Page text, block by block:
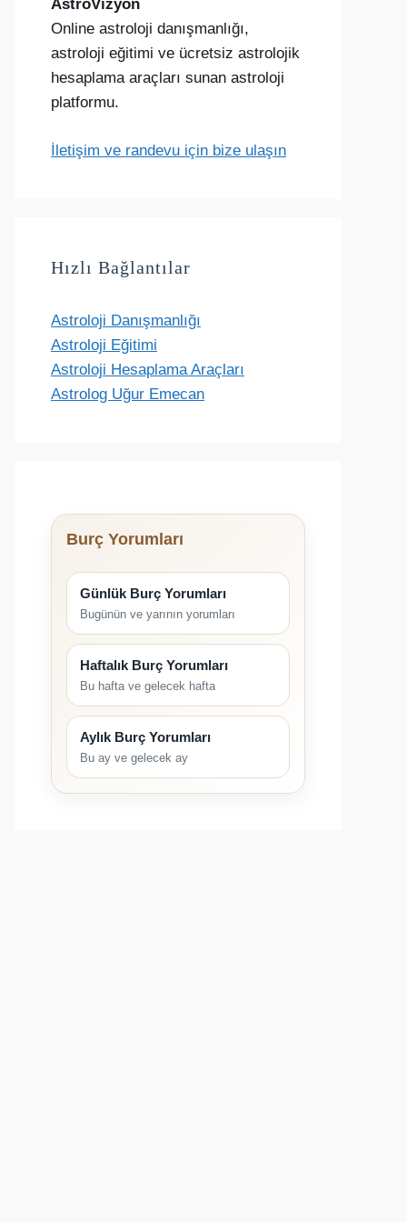
AstroVizyon
Online astroloji danışmanlığı,
astroloji eğitimi ve ücretsiz astrolojik
hesaplama araçları sunan astroloji
platformu.
İletişim ve randevu için bize ulaşın
Hızlı Bağlantılar
Astroloji Danışmanlığı
Astroloji Eğitimi
Astroloji Hesaplama Araçları
Astrolog Uğur Emecan
Burç Yorumları
Günlük Burç Yorumları
Bugünün ve yarının yorumları
Haftalık Burç Yorumları
Bu hafta ve gelecek hafta
Aylık Burç Yorumları
Bu ay ve gelecek ay